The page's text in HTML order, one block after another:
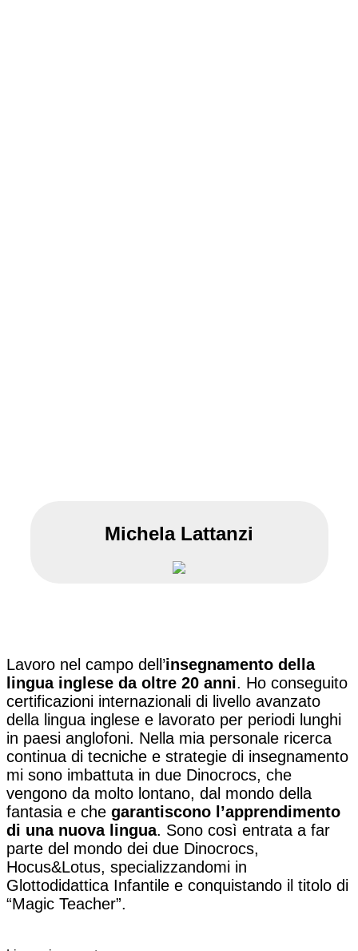
Michela Lattanzi
Lavoro nel campo dell’insegnamento della
lingua inglese da oltre 20 anni. Ho conseguito
certificazioni internazionali di livello avanzato
della lingua inglese e lavorato per periodi lunghi
in paesi anglofoni. Nella mia personale ricerca
continua di tecniche e strategie di insegnamento
mi sono imbattuta in due Dinocrocs, che
vengono da molto lontano, dal mondo della
fantasia e che garantiscono l’apprendimento
di una nuova lingua. Sono così entrata a far
parte del mondo dei due Dinocrocs,
Hocus&Lotus, specializzandomi in
Glottodidattica Infantile e conquistando il titolo di
“Magic Teacher”.